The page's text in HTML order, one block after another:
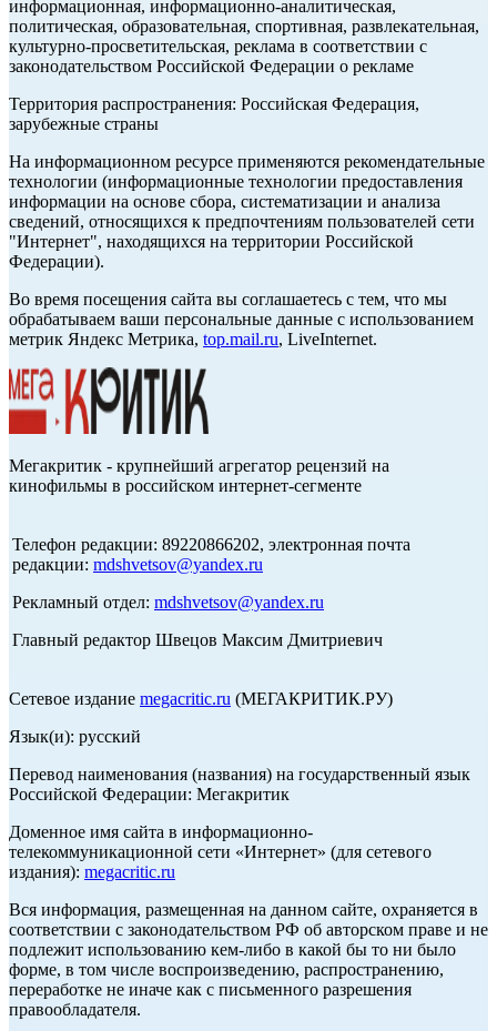
информационная, информационно-аналитическая,
политическая, образовательная, спортивная, развлекательная,
культурно-просветительская, реклама в соответствии с
законодательством Российской Федерации о рекламе
Территория распространения: Российская Федерация,
зарубежные страны
На информационном ресурсе применяются рекомендательные
технологии (информационные технологии предоставления
информации на основе сбора, систематизации и анализа
сведений, относящихся к предпочтениям пользователей сети
"Интернет", находящихся на территории Российской
Федерации).
Во время посещения сайта вы соглашаетесь с тем, что мы
обрабатываем ваши персональные данные с использованием
метрик Яндекс Метрика, top.mail.ru, LiveInternet.
Мегакритик - крупнейший агрегатор рецензий на
кинофильмы в российском интернет-сегменте
Телефон редакции: 89220866202, электронная почта
редакции: mdshvetsov@yandex.ru
Рекламный отдел: mdshvetsov@yandex.ru
Главный редактор Швецов Максим Дмитриевич
Сетевое издание megacritic.ru (МЕГАКРИТИК.РУ)
Язык(и): русский
Перевод наименования (названия) на государственный язык
Российской Федерации: Мегакритик
Доменное имя сайта в информационно-
телекоммуникационной сети «Интернет» (для сетевого
издания): megacritic.ru
Вся информация, размещенная на данном сайте, охраняется в
соответствии с законодательством РФ об авторском праве и не
подлежит использованию кем-либо в какой бы то ни было
форме, в том числе воспроизведению, распространению,
переработке не иначе как с письменного разрешения
правообладателя.